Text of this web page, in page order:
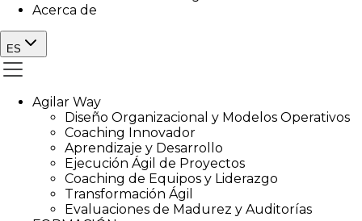
Acerca de
ES
Agilar Way
Diseño Organizacional y Modelos Operativos
Coaching Innovador
Aprendizaje y Desarrollo
Ejecución Ágil de Proyectos
Coaching de Equipos y Liderazgo
Transformación Ágil
Evaluaciones de Madurez y Auditorías